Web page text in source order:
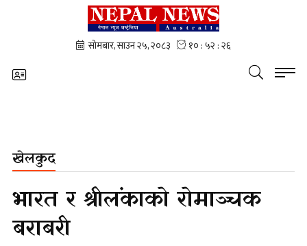
खेलकुद
भारत र श्रीलंकाको रोमाञ्चक
बराबरी